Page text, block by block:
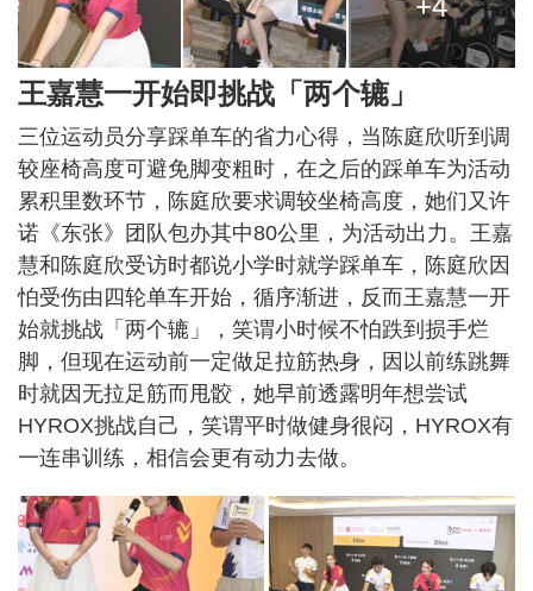
王嘉慧一开始即挑战「两个辘」
三位运动员分享踩单车的省力心得，当陈庭欣听到调
较座椅高度可避免脚变粗时，在之后的踩单车为活动
累积里数环节，陈庭欣要求调较坐椅高度，她们又许
诺《东张》团队包办其中80公里，为活动出力。王嘉
慧和陈庭欣受访时都说小学时就学踩单车，陈庭欣因
怕受伤由四轮单车开始，循序渐进，反而王嘉慧一开
始就挑战「两个辘」，笑谓小时候不怕跌到损手烂
脚，但现在运动前一定做足拉筋热身，因以前练跳舞
时就因无拉足筋而甩骹，她早前透露明年想尝试
HYROX挑战自己，笑谓平时做健身很闷，HYROX有
一连串训练，相信会更有动力去做。